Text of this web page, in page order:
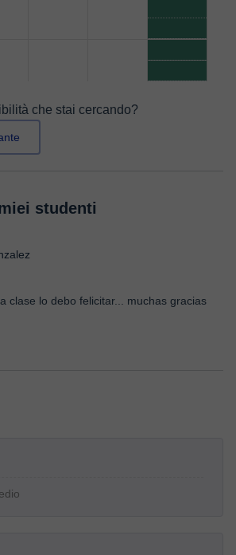
che stai cercando?
studenti
clase lo debo felicitar... muchas gracias